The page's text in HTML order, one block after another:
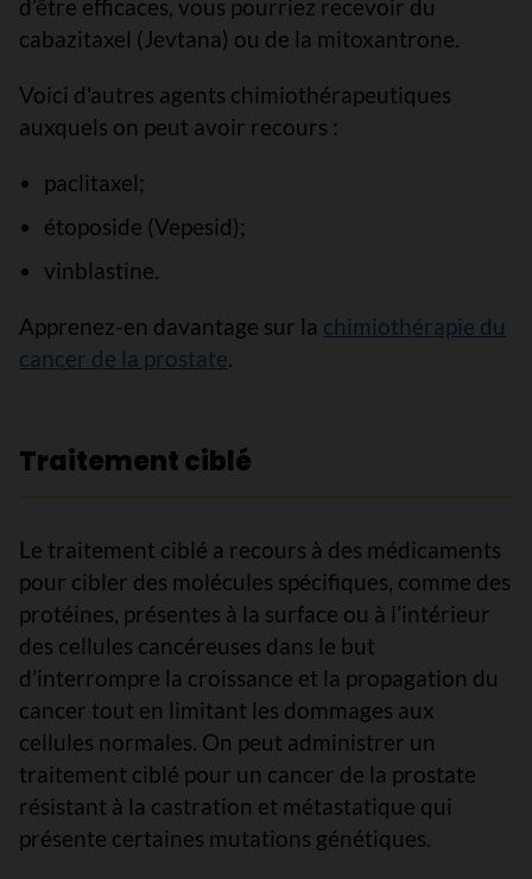
d’être efficaces, vous pourriez recevoir du
cabazitaxel (Jevtana) ou de la mitoxantrone.
Voici d'autres agents chimiothérapeutiques
auxquels on peut avoir recours :
paclitaxel;
étoposide (Vepesid);
vinblastine.
Apprenez-en davantage sur la chimiothérapie du
cancer de la prostate.
Traitement ciblé
Le traitement ciblé a recours à des médicaments
pour cibler des molécules spécifiques, comme des
protéines, présentes à la surface ou à l’intérieur
des cellules cancéreuses dans le but
d’interrompre la croissance et la propagation du
cancer tout en limitant les dommages aux
cellules normales. On peut administrer un
traitement ciblé pour un cancer de la prostate
résistant à la castration et métastatique qui
présente certaines mutations génétiques.